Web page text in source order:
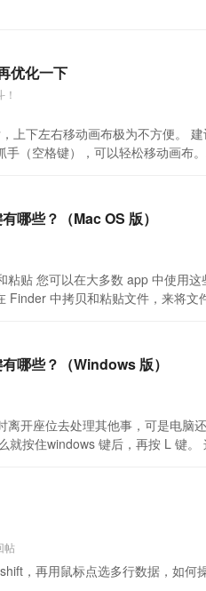
优化一下
上下左右移动画布极为不方便。
（空格键），可以轻松移动画布
哪些？（Mac OS 版）
贴 您可以在大多数 app 中使用
Finder 中拷贝和粘贴文件，来将
哪些？（Windows 版）
离开座位去处理其他事，可是电脑
就按住windows 键后，再按 L 键
帖
，再用鼠标点选多行数据，如何